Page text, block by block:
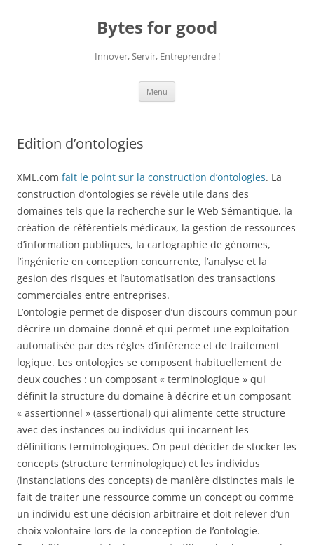
Bytes for good
Innover, Servir, Entreprendre !
Menu
Edition d’ontologies
XML.com fait le point sur la construction d’ontologies. La
construction d’ontologies se révèle utile dans des
domaines tels que la recherche sur le Web Sémantique, la
création de référentiels médicaux, la gestion de ressources
d’information publiques, la cartographie de génomes,
l’ingénierie en conception concurrente, l’analyse et la
gesion des risques et l’automatisation des transactions
commerciales entre entreprises.
L’ontologie permet de disposer d’un discours commun pour
décrire un domaine donné et qui permet une exploitation
automatisée par des règles d’inférence et de traitement
logique. Les ontologies se composent habituellement de
deux couches : un composant « terminologique » qui
définit la structure du domaine à décrire et un composant
« assertionnel » (assertional) qui alimente cette structure
avec des instances ou individus qui incarnent les
définitions terminologiques. On peut décider de stocker les
concepts (structure terminologique) et les individus
(instanciations des concepts) de manière distinctes mais le
fait de traiter une ressource comme un concept ou comme
un individu est une décision arbitraire et doit relever d’un
choix volontaire lors de la conception de l’ontologie.